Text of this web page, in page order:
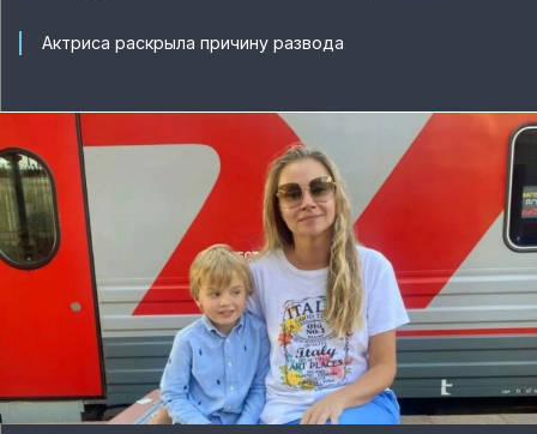
Актриса раскрыла причину развода